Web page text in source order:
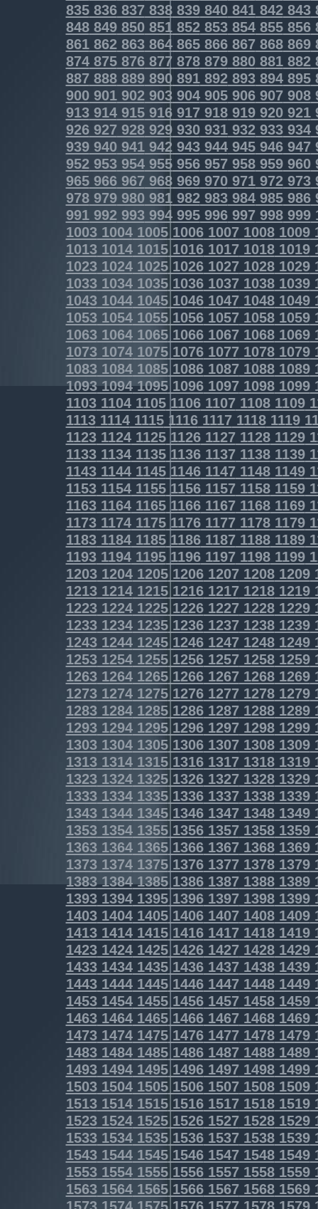
835836837838839840841842843
848849850851852853854855856
861862863864865866867868869
874875876877878879880881882
887888889890891892893894895
900901902903904905906907908
913914915916917918919920921
926927 928929930931932933934
939940941942943944945946947
952953954955956957958959960
965966967 968969970971972973
978979980981982983984985986
991992993994995996997998999
1003100410051006100710081009
1013101410151016101710181019
1023102410251026102710281029
1033103410351036103710381039
1043104410451046104710481049
1053105410551056105710581059
1063106410651066106710681069
1073107410751076107710781079
1083108410851086108710881089
1093109410951096109710981099
1103110411051106110711081109
1113111411151116111711181119
1123112411251126112711281129
1133113411351136113711381139
1143114411451146114711481149
1153115411551156115711581159
1163116411651166116711681169
1173117411751176117711781179
1183118411851186118711881189
1193119411951196119711981199
1203120412051206120712081209
1213121412151216121712181219
1223122412251226122712281229
1233123412351236123712381239
1243124412451246124712481249
1253125412551256125712581259
1263126412651266126712681269
1273127412751276127712781279
1283128412851286128712881289
1293129412951296129712981299
1303130413051306130713081309
1313131413151316131713181319
1323132413251326132713281329
1333133413351336133713381339
1343134413451346134713481349
1353135413551356135713581359
1363136413651366136713681369
1373137413751376137713781379
1383138413851386138713881389
1393139413951396139713981399
1403140414051406140714081409
1413141414151416141714181419
1423142414251426142714281429
1433143414351436143714381439
1443144414451446144714481449
1453145414551456145714581459
1463146414651466146714681469
1473147414751476147714781479
1483148414851486148714881489
1493149414951496149714981499
1503150415051506150715081509
1513151415151516151715181519
1523152415251526152715281529
1533153415351536153715381539
1543154415451546154715481549
1553155415551556155715581559
1563156415651566156715681569